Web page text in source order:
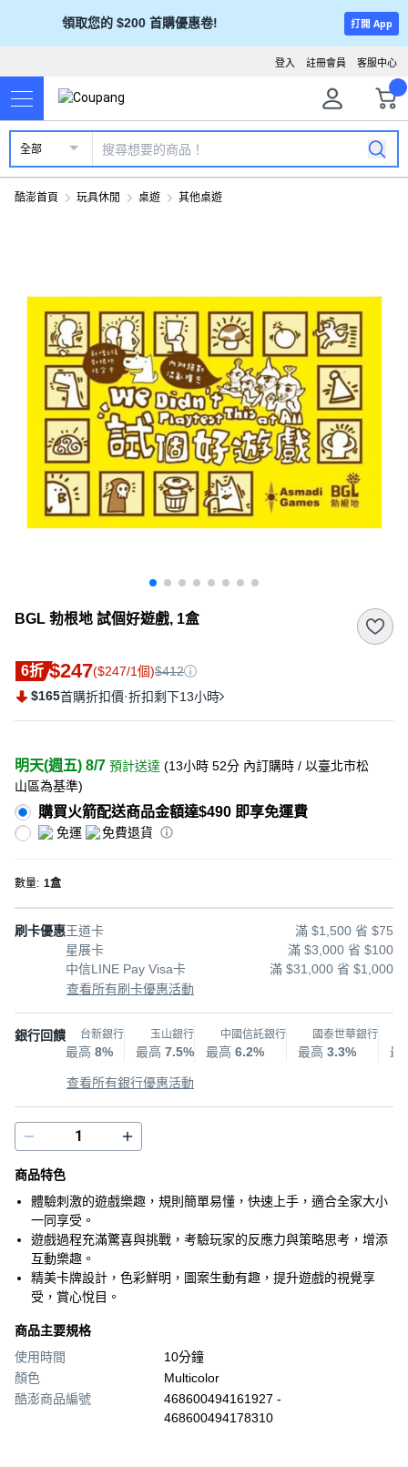
領取您的 $200 首購優惠卷! 打開 App
客服中心
註冊會員
登入
全部
酷澎首頁 玩具休閒 桌遊 其他桌遊
BGL 勃根地 試個好遊戲, 1盒
6折 $247($247/1個)$412
$165首購折扣價·折扣剩下13小時
明天(週五) 8/7 預計送達 (13小時 52分 內訂購時 / 以臺北市松
山區為基準)
購買火箭配送商品金額達$490 即享免運費
免運 免費退貨
數量: 1盒
刷卡優惠王道卡
滿 $1,500 省 $75
星展卡
滿 $3,000 省 $100
中信LINE Pay Visa卡
滿 $31,000 省 $1,000
查看所有刷卡優惠活動
銀行回饋 台新銀行
最高 8%
玉山銀行
最高 7.5%
中國信託銀行
最高 6.2%
國泰世華銀行
最高 3.3% 最
查看所有銀行優惠活動
商品特色
體驗刺激的遊戲樂趣，規則簡單易懂，快速上手，適合全家大小
一同享受。
遊戲過程充滿驚喜與挑戰，考驗玩家的反應力與策略思考，增添
互動樂趣。
精美卡牌設計，色彩鮮明，圖案生動有趣，提升遊戲的視覺享
受，賞心悅目。
商品主要規格
使用時間
10分鐘
顏色
Multicolor
酷澎商品編號
468600494161927 -
468600494178310